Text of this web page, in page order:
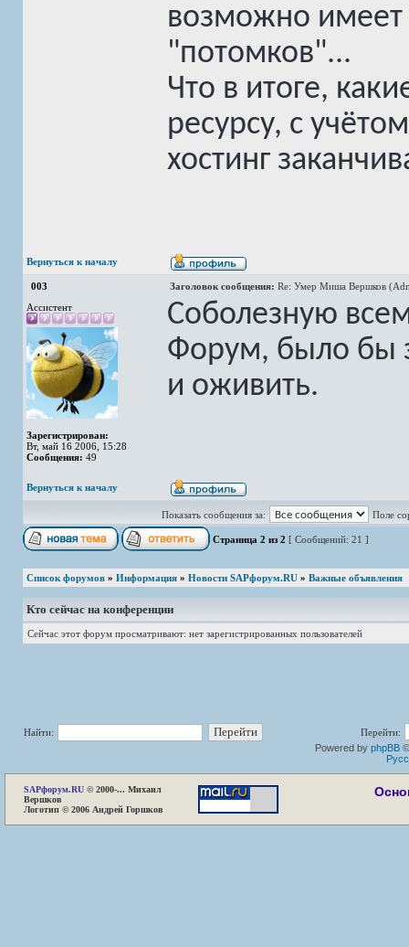
возможно имеет
"потомков"...
Что в итоге,
ресурсу, с
хостинг
Вернуться к началу
003 Заголовок сообщения: Re: Умер Миша Вершков
Ассистент
Зарегистрирован:
Вт, май 16 2006, 15:28
Сообщения: 49
Соболезную
Форум, было бы
и оживить.
Вернуться к началу
Показать сообщения за: Поле
Страница 2 из 2 [ Сообщений: 21 ]
Список форумов » Информация » Новости SAPфорум.RU » Важные объявления
Кто сейчас на конференции
Сейчас этот форум просматривают: нет зарегистрированных пользователей
Найти:
Перейти:
Powered by phpBB
SAPфорум.RU © 2000-... Михаил
Вершков
Логотип © 2006 Андрей Горшков